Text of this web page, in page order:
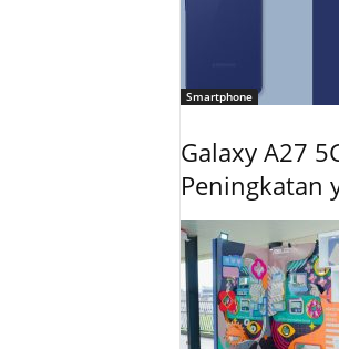
Smartphone
Galaxy A27
Peningkatan